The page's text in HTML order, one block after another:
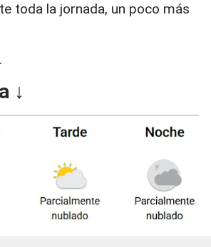
toda la jornada, un poco más
↓